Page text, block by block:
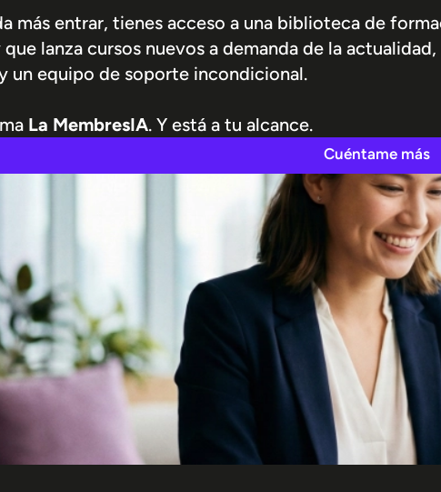
más entrar, tienes acceso a una biblioteca de
lanza cursos nuevos a demanda de la
un equipo de soporte incondicional.
La MembresIA. Y está a tu alcance.
Cuéntame más